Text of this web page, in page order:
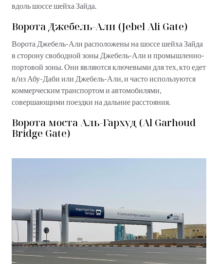
вдоль шоссе шейха Зайда.
Ворота Джебель-Али (Jebel Ali Gate)
Ворота Джебель-Али расположены на шоссе шейха Зайда
в сторону свободной зоны Джебель-Али и промышленно-
портовой зоны. Они являются ключевыми для тех, кто едет
в/из Абу-Даби или Джебель-Али, и часто используются
коммерческим транспортом и автомобилями,
совершающими поездки на дальние расстояния.
Ворота моста Аль-Гархуд (Al Garhoud
Bridge Gate)